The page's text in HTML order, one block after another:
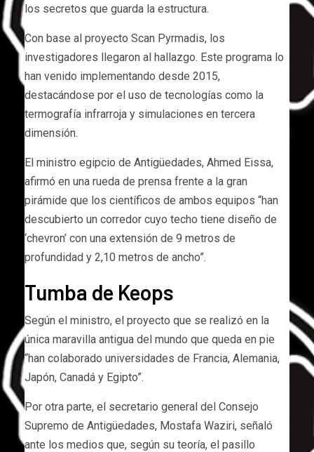
los secretos que guarda la estructura.
Con base al proyecto Scan Pyrmadis, los
investigadores llegaron al hallazgo. Este programa lo
han venido implementando desde 2015,
destacándose por el uso de tecnologías como la
termografía infrarroja y simulaciones en tercera
dimensión.
El ministro egipcio de Antigüedades, Ahmed Eissa,
afirmó en una rueda de prensa frente a la gran
pirámide que los científicos de ambos equipos “han
descubierto un corredor cuyo techo tiene diseño de
‘chevron’ con una extensión de 9 metros de
profundidad y 2,10 metros de ancho”.
Tumba de Keops
Según el ministro, el proyecto que se realizó en la
única maravilla antigua del mundo que queda en pie
“han colaborado universidades de Francia, Alemania,
Japón, Canadá y Egipto”.
Por otra parte, el secretario general del Consejo
Supremo de Antigüedades, Mostafa Waziri, señaló
ante los medios que, según su teoría, el pasillo